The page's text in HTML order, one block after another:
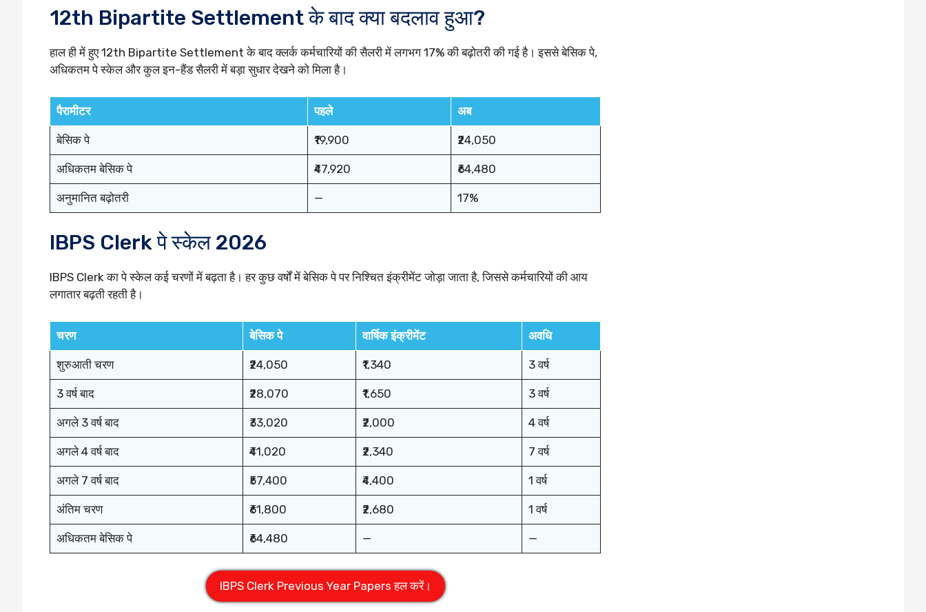
12th Bipartite Settlement के बाद क्या बदलाव हुआ?
हाल ही में हुए 12th Bipartite Settlement के बाद क्लर्क कर्मचारियों की सैलरी में लगभग 17% की बढ़ोतरी की गई है। इससे बेसिक पे,
अधिकतम पे स्केल और कुल इन-हैंड सैलरी में बड़ा सुधार देखने को मिला है।
पैरामीटर पहले अब
बेसिक पे ₹19,900 ₹24,050
अधिकतम बेसिक पे ₹47,920 ₹64,480
अनुमानित बढ़ोतरी — 17%
IBPS Clerk पे स्केल 2026
IBPS Clerk का पे स्केल कई चरणों में बढ़ता है। हर कुछ वर्षों में बेसिक पे पर निश्चित इंक्रीमेंट जोड़ा जाता है, जिससे कर्मचारियों की आय
लगातार बढ़ती रहती है।
चरण बेसिक पे वार्षिक इंक्रीमेंट अवधि
शुरुआती चरण ₹24,050 ₹1,340 3 वर्ष
3 वर्ष बाद ₹28,070 ₹1,650 3 वर्ष
अगले 3 वर्ष बाद ₹33,020 ₹2,000 4 वर्ष
अगले 4 वर्ष बाद ₹41,020 ₹2,340 7 वर्ष
अगले 7 वर्ष बाद ₹57,400 ₹4,400 1 वर्ष
अंतिम चरण ₹61,800 ₹2,680 1 वर्ष
अधिकतम बेसिक पे ₹64,480 — —
IBPS Clerk Previous Year Papers हल करें।